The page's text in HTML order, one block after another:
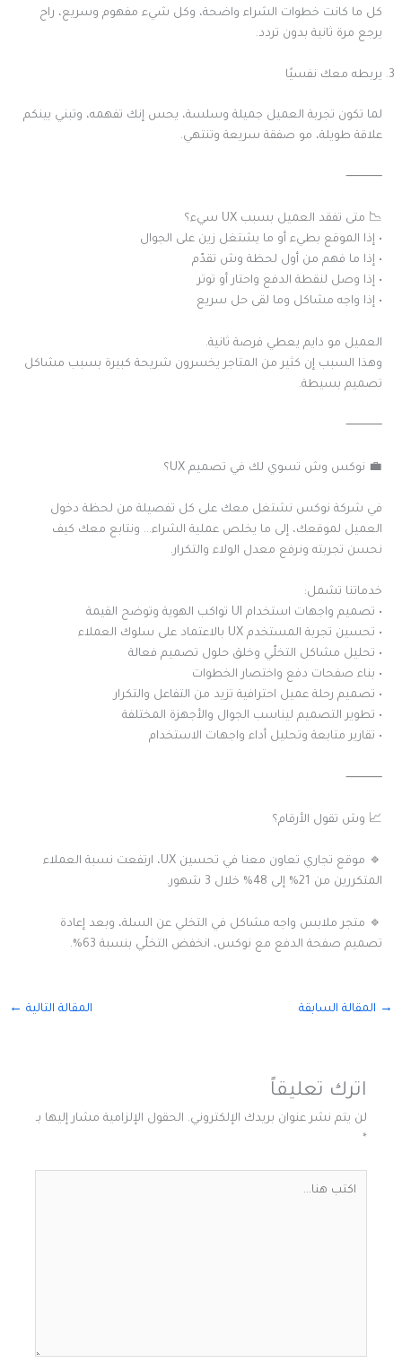
كل ما كانت خطوات الشراء واضحة، وكل شيء مفهوم وسريع، راح
يرجع مرة ثانية بدون تردد.
يربطه معك نفسيًا
لما تكون تجربة العميل جميلة وسلسة، يحس إنك تفهمه، وتبني بينكم
علاقة طويلة، مو صفقة سريعة وتنتهي.
⸻
📉 متى تفقد العميل بسبب UX سيء؟
• إذا الموقع بطيء أو ما يشتغل زين على الجوال
• إذا ما فهم من أول لحظة وش تقدّم
• إذا وصل لنقطة الدفع واحتار أو توتر
• إذا واجه مشاكل وما لقى حل سريع
العميل مو دايم يعطي فرصة ثانية.
وهذا السبب إن كثير من المتاجر يخسرون شريحة كبيرة بسبب مشاكل
تصميم بسيطة.
⸻
💼 نوكس وش تسوي لك في تصميم UX؟
في شركة نوكس نشتغل معك على كل تفصيلة من لحظة دخول
العميل لموقعك، إلى ما يخلص عملية الشراء… ونتابع معك كيف
نحسن تجربته ونرفع معدل الولاء والتكرار.
خدماتنا تشمل:
• تصميم واجهات استخدام UI تواكب الهوية وتوضح القيمة
• تحسين تجربة المستخدم UX بالاعتماد على سلوك العملاء
• تحليل مشاكل التخلّي وخلق حلول تصميم فعالة
• بناء صفحات دفع واختصار الخطوات
• تصميم رحلة عميل احترافية تزيد من التفاعل والتكرار
• تطوير التصميم ليناسب الجوال والأجهزة المختلفة
• تقارير متابعة وتحليل أداء واجهات الاستخدام
⸻
📈 وش تقول الأرقام؟
🔹 موقع تجاري تعاون معنا في تحسين UX، ارتفعت نسبة العملاء
المتكررين من 21% إلى 48% خلال 3 شهور.
🔹 متجر ملابس واجه مشاكل في التخلي عن السلة، وبعد إعادة
تصميم صفحة الدفع مع نوكس، انخفض التخلّي بنسبة 63%.
→ المقالة السابقة المقالة التالية ←
اترك تعليقاً
لن يتم نشر عنوان بريدك الإلكتروني. الحقول الإلزامية مشار إليها بـ
*